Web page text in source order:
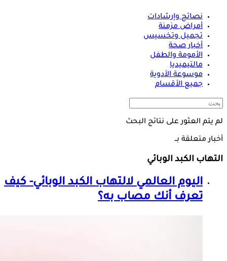
نصائح وإرشادات
أمراض مزمنة
تجميل وتخسيس
أخبار صحة
الأمومة والطفل
مالتيميديا
موسوعة الأدوية
جميع الأقسام
لم يتم العثور على نتائج البحث
أخبار متعلقة بــ
التهاب الكبد الوبائي
اليوم العالمي لالتهاب الكبد الوبائي- كيف
تعرف أنك مصاب به؟